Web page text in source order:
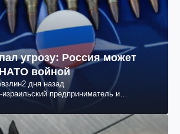
угрозу: Россия может
войной
2 дня назад
израильский предприниматель и